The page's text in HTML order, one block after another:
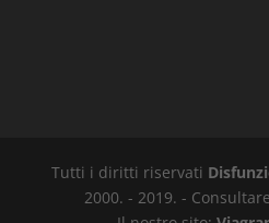
Tutti i diritti riservati
2000. - 2019. -